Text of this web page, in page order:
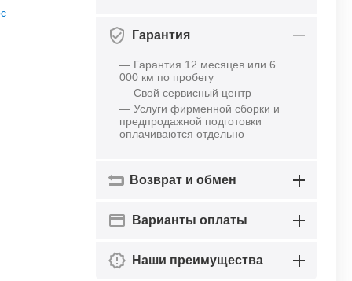
Гарантия
— Гарантия 12 месяцев или 6
000 км по пробегу
— Свой сервисный центр
— Услуги фирменной сборки и
предпродажной подготовки
оплачиваются отдельно
Возврат и обмен
Варианты оплаты
Наши преимущества